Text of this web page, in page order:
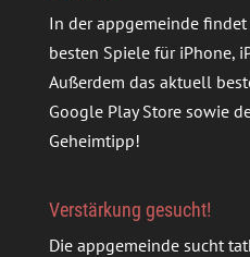
In der appgemeinde
besten Spiele für iPhone,
Außerdem das aktuell
Google Play Store sowie
Geheimtipp!
Verstärkung gesucht!
Die appgemeinde sucht